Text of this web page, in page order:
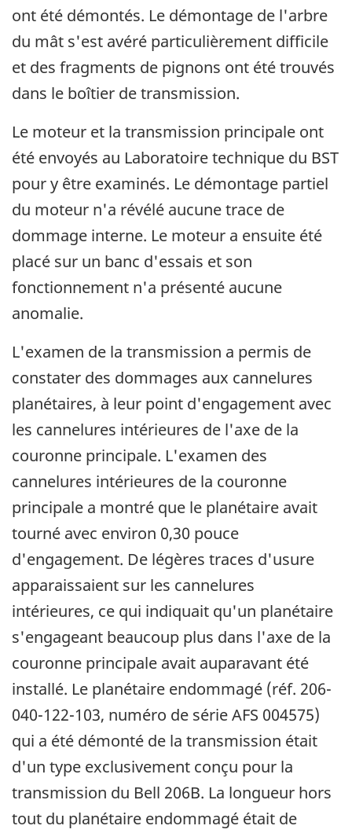
ont été démontés. Le démontage de l'arbre
du mât s'est avéré particulièrement difficile
et des fragments de pignons ont été trouvés
dans le boîtier de transmission.
Le moteur et la transmission principale ont
été envoyés au Laboratoire technique du BST
pour y être examinés. Le démontage partiel
du moteur n'a révélé aucune trace de
dommage interne. Le moteur a ensuite été
placé sur un banc d'essais et son
fonctionnement n'a présenté aucune
anomalie.
L'examen de la transmission a permis de
constater des dommages aux cannelures
planétaires, à leur point d'engagement avec
les cannelures intérieures de l'axe de la
couronne principale. L'examen des
cannelures intérieures de la couronne
principale a montré que le planétaire avait
tourné avec environ 0,30 pouce
d'engagement. De légères traces d'usure
apparaissaient sur les cannelures
intérieures, ce qui indiquait qu'un planétaire
s'engageant beaucoup plus dans l'axe de la
couronne principale avait auparavant été
installé. Le planétaire endommagé (réf. 206-
040-122-103, numéro de série AFS 004575)
qui a été démonté de la transmission était
d'un type exclusivement conçu pour la
transmission du Bell 206B. La longueur hors
tout du planétaire endommagé était de